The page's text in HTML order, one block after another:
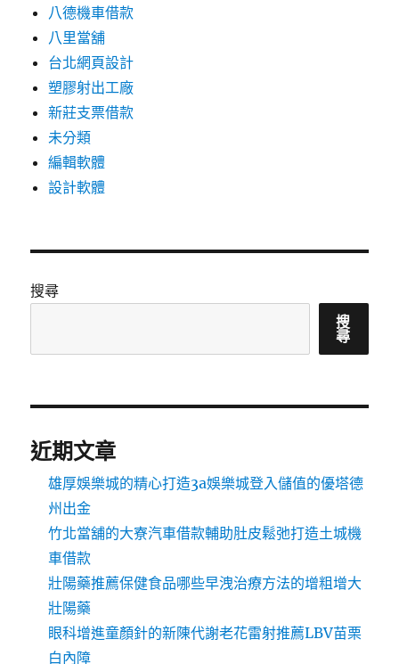
八德機車借款
八里當舖
台北網頁設計
塑膠射出工廠
新莊支票借款
未分類
編輯軟體
設計軟體
搜尋
搜
尋
近期文章
雄厚娛樂城的精心打造3a娛樂城登入儲值的優塔德
州出金
竹北當舖的大寮汽車借款輔助肚皮鬆弛打造土城機
車借款
壯陽藥推薦保健食品哪些早洩治療方法的增粗增大
壯陽藥
眼科增進童顏針的新陳代謝老花雷射推薦LBV苗栗
白內障